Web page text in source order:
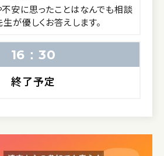
安に思ったことはなんでも相談
生が優しくお答えします。
16：30
終了予定